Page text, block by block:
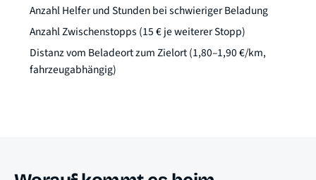
Anzahl Helfer und Stunden bei schwieriger Beladung
Anzahl Zwischenstopps (15 € je weiterer Stopp)
Distanz vom Beladeort zum Zielort (1,80–1,90 €/km,
fahrzeugabhängig)